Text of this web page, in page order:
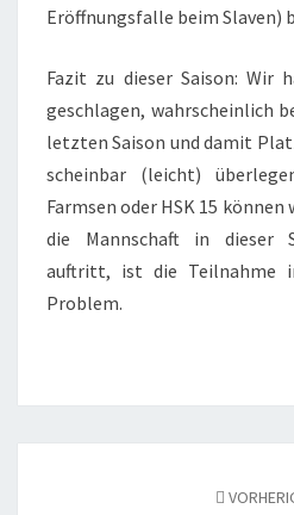
Eröffnungsfalle beim Slaven)
Fazit zu dieser Saison: Wir
geschlagen, wahrscheinlich
letzten Saison und damit
scheinbar (leicht)
Farmsen oder HSK 15
die Mannschaft in dieser
auftritt, ist die Teilnahme
Problem.